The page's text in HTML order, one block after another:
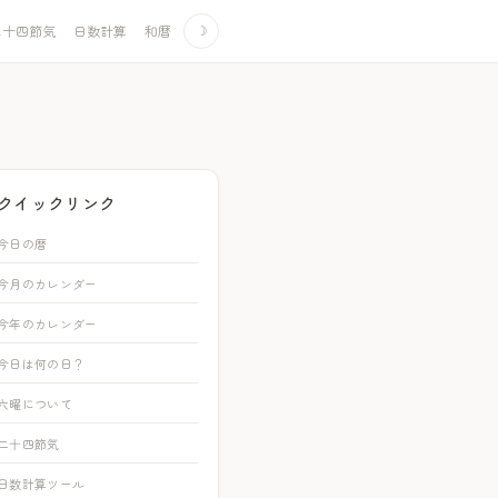
四節気 日数計算 和暦 ☽
クイックリンク
日の暦
月のカレンダー
年のカレンダー
日は何の日？
曜について
十四節気
日数計算ツール